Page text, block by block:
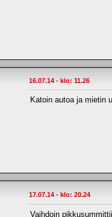
16.07.14 - klo: 11.26
Katoin autoa ja mietin
17.07.14 - klo: 20.24
Vaihdoin